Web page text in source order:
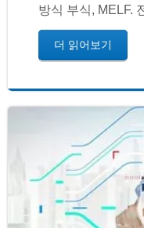
방식 부식, MELF.
더 읽어보기